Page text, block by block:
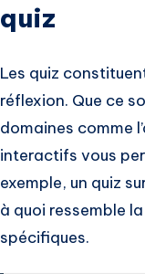
quiz
Les quiz
réflexion. Que ce
domaines comme
interactifs vous
exemple, un quiz
à quoi ressemble
spécifiques.